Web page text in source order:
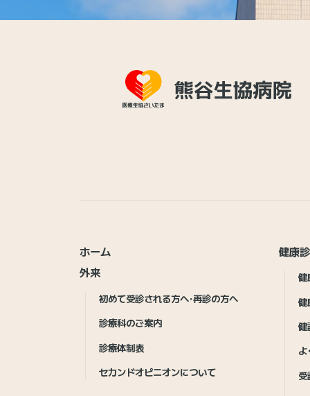
ホーム
外来
初めて受診される方へ・再診の方へ
診療科のご案内
診療体制表
セカンドオピニオンについて
健康
健
健
健
よ
受